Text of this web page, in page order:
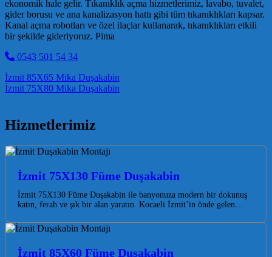
ekonomik hale gelir. Tıkanıklık açma hizmetlerimiz, lavabo, tuvalet,
gider borusu ve ana kanalizasyon hattı gibi tüm tıkanıklıkları kapsar.
Kanal açma robotları ve özel ilaçlar kullanarak, tıkanıklıkları etkili
bir şekilde gideriyoruz. Pima
0543 501 54 34
Post navigation
İzmit 85X65 Mika Duşakabin
İzmit 75X80 Mika Duşakabin
Hizmetlerimiz
İzmit 75X130 Füme Duşakabin
İzmit 75X130 Füme Duşakabin ile banyonuza modern bir dokunuş
katın, ferah ve şık bir alan yaratın. Kocaeli İzmit’in önde gelen…
İzmit 85X60 Füme Duşakabin